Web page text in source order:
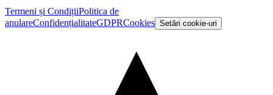
Termeni și CondițiiPolitica de
anulareConfidențialitateGDPRCookies Setări cookie-uri